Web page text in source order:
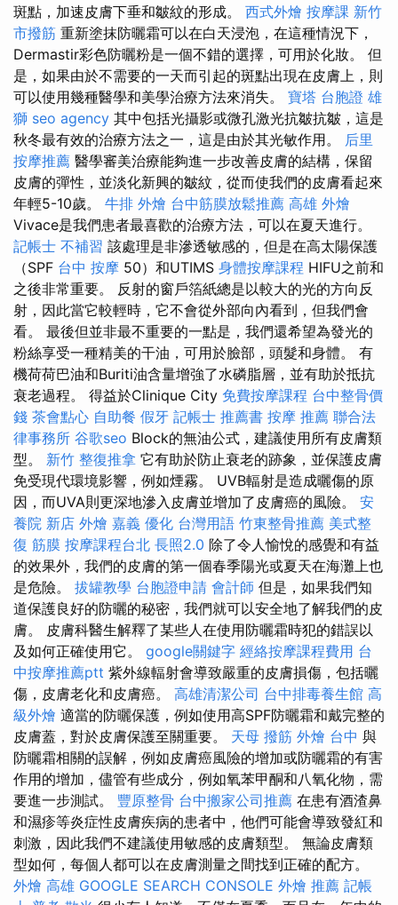
斑點，加速皮膚下垂和皺紋的形成。 西式外燴 按摩課 新竹
市撥筋 重新塗抹防曬霜可以在白天浸泡，在這種情況下，
Dermastir彩色防曬粉是一個不錯的選擇，可用於化妝。 但
是，如果由於不需要的一天而引起的斑點出現在皮膚上，則
可以使用幾種醫學和美學治療方法來消失。 寶塔 台胞證 雄
獅 seo agency 其中包括光攝影或微孔激光抗皺抗皺，這是
秋冬最有效的治療方法之一，這是由於其光敏作用。 后里
按摩推薦 醫學審美治療能夠進一步改善皮膚的結構，保留
皮膚的彈性，並淡化新興的皺紋，從而使我們的皮膚看起來
年輕5-10歲。 牛排 外燴 台中筋膜放鬆推薦 高雄 外燴
Vivace是我們患者最喜歡的治療方法，可以在夏天進行。
記帳士 不補習 該處理是非滲透敏感的，但是在高太陽保護
（SPF 台中 按摩 50）和UTIMS 身體按摩課程 HIFU之前和
之後非常重要。 反射的窗戶箔紙總是以較大的光的方向反
射，因此當它較輕時，它不會從外部向內看到，但我們會
看。 最後但並非最不重要的一點是，我們還希望為發光的
粉絲享受一種精美的干油，可用於臉部，頭髮和身體。 有
機荷荷巴油和Buriti油含量增強了水磷脂層，並有助於抵抗
衰老過程。 得益於Clinique City 免費按摩課程 台中整骨價
錢 茶會點心 自助餐 假牙 記帳士 推薦書 按摩 推薦 聯合法
律事務所 谷歌seo Block的無油公式，建議使用所有皮膚類
型。 新竹 整復推拿 它有助於防止衰老的跡象，並保護皮膚
免受現代環境影響，例如煙霧。 UVB輻射是造成曬傷的原
因，而UVA則更深地滲入皮膚並增加了皮膚癌的風險。 安
養院 新店 外燴 嘉義 優化 台灣用語 竹東整骨推薦 美式整
復 筋膜 按摩課程台北 長照2.0 除了令人愉悅的感覺和有益
的效果外，我們的皮膚的第一個春季陽光或夏天在海灘上也
是危險。 拔罐教學 台胞證申請 會計師 但是，如果我們知
道保護良好的防曬的秘密，我們就可以安全地了解我們的皮
膚。 皮膚科醫生解釋了某些人在使用防曬霜時犯的錯誤以
及如何正確使用它。 google關鍵字 經絡按摩課程費用 台
中按摩推薦ptt 紫外線輻射會導致嚴重的皮膚損傷，包括曬
傷，皮膚老化和皮膚癌。 高雄清潔公司 台中排毒養生館 高
級外燴 適當的防曬保護，例如使用高SPF防曬霜和戴完整的
皮膚蓋，對於皮膚保護至關重要。 天母 撥筋 外燴 台中 與
防曬霜相關的誤解，例如皮膚癌風險的增加或防曬霜的有害
作用的增加，儘管有些成分，例如氧苯甲酮和八氧化物，需
要進一步測試。 豐原整骨 台中搬家公司推薦 在患有酒渣鼻
和濕疹等炎症性皮膚疾病的患者中，他們可能會導致發紅和
刺激，因此我們不建議使用敏感的皮膚類型。 無論皮膚類
型如何，每個人都可以在皮膚測量之間找到正確的配方。
外燴 高雄 GOOGLE SEARCH CONSOLE 外燴 推薦 記帳